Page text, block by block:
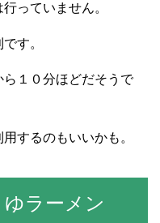
っていません。
す。
１０分ほどだそうで
するのもいいかも。
ラーメン